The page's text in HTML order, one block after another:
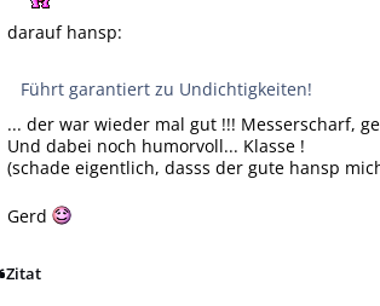
darauf hansp:
Führt garantiert zu Undichtigkeiten!
... der war wieder mal gut !!! Messerscharf,
Und dabei noch humorvoll... Klasse !
(schade eigentlich, dasss der gute hansp
Gerd
Zitat